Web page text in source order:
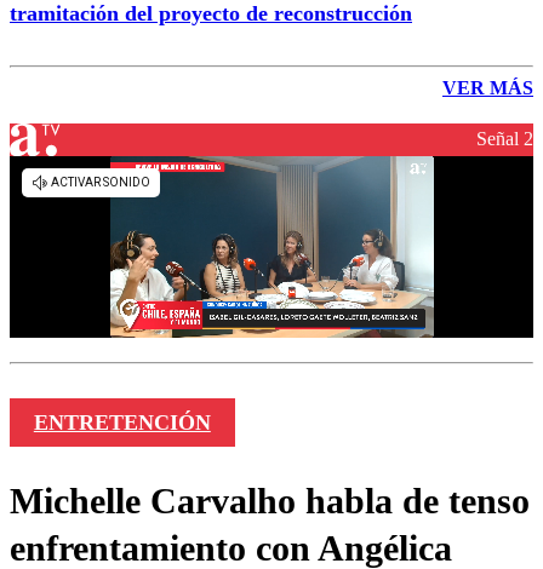
tramitación del proyecto de reconstrucción
VER MÁS
Señal 2
ENTRETENCIÓN
Michelle Carvalho habla de tenso
enfrentamiento con Angélica